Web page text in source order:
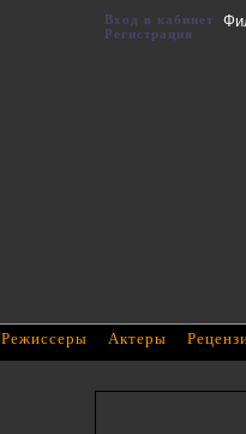
Режиссеры Актеры
Вход в кабинет
Регистрация